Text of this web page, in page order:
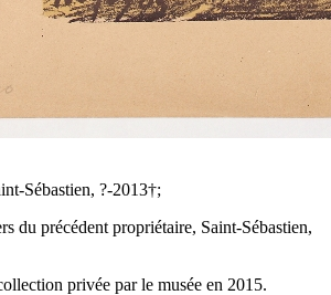
Sébastien, ?-2013†;
du précédent propriétaire, Saint-Sébastien,
privée par le musée en 2015.